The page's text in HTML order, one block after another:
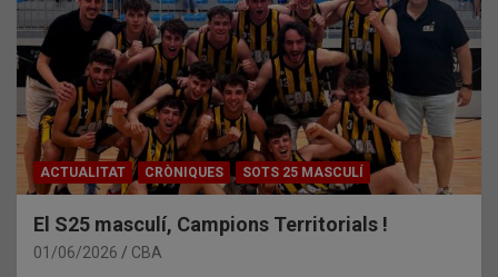
ACTUALITAT CRÒNIQUES SOTS 25 MASCULÍ
El S25 masculí, Campions Territorials !
01/06/2026 CBA